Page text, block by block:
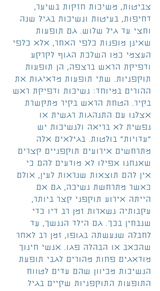
צביטות, משיכות חזקות בשיער,
דחיפות, בעיטות ונשיכות בגיל שנה
וחצי עד גיל שלוש. גם תופעות
שאינן מופנות כלפי האחר, אלא כלפי
העצמי כמו השלכת הגוף לקרקע
ודפיקת הראש ברצפה, הן תופעות
תוקפניות. שתי תופעות מדאיגות את
ההורים במיוחד: נשיכות ודפיקת ראש
בקיר. הטחת הראש בקיר מתקשרת
אצלנו עם התנהגות רגשית או
נפשית לא בריאה ולנשיכות יש
"עדויות" בולטות. בגילאים אלה
מתרחשים אירועים תוקפניים קצרים
שאנחנו אפילו לא מודעים להם כי
אין להם תוצאות שנראות לעין, אולם
כאשר מתרחשת נשיכה, גם אם
הייתה אירוע תוקפני קצר ביותר,
עקבותיה נשארות זמן רב דיו כדי
שנבחין בכך. גם הילד הננשך, עֵד
לחבלה שנעשתה בגופו, זמן רב לאחר
שהכאב או הבהלה פגו. אנשי חינוך
מודאגים פחות מהורים לגבי תופעת
הנשיכות מכיוון שהם עדים לטווח
התופעות התוקפניות שקיים בגיל